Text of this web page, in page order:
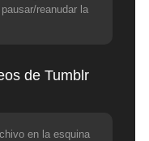
reanudar la
de Tumblr
en la esquina